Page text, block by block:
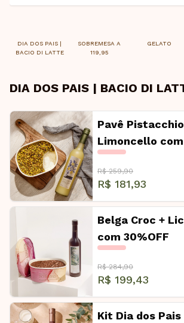
DIA DOS PAIS |
BACIO DI LATTE
SOBREMESA A
119,95
GELATO
DIA DOS PAIS | BACIO DI
Pavê
Limoncello com
R$ 259,90
R$ 181,93
Belga Croc +
com 30%OFF
R$ 284,90
R$ 199,43
Kit Dia dos